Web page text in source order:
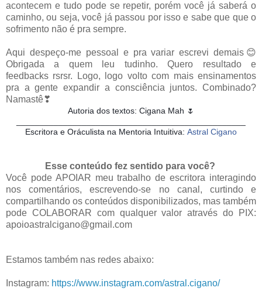
acontecem e tudo pode se repetir, porém você já saberá o
caminho, ou seja, você já passou por isso e sabe que que o
sofrimento não é pra sempre.
Aqui despeço-me pessoal e pra variar escrevi demais😊
Obrigada a quem leu tudinho. Quero resultado e
feedbacks rsrsr. Logo, logo volto com mais ensinamentos
pra a gente expandir a consciência juntos. Combinado?
Namastê❣
Autoria dos textos: Cigana Mah 🌷
Escritora e Oráculista na Mentoria Intuitiva: Astral Cigano
Esse conteúdo fez sentido para você?
Você pode APOIAR meu trabalho de escritora interagindo
nos comentários, escrevendo-se no canal, curtindo e
compartilhando os conteúdos disponibilizados, mas também
pode COLABORAR com qualquer valor através do PIX:
apoioastralcigano@gmail.com
Estamos também nas redes abaixo:
Instagram: https://www.instagram.com/astral.cigano/